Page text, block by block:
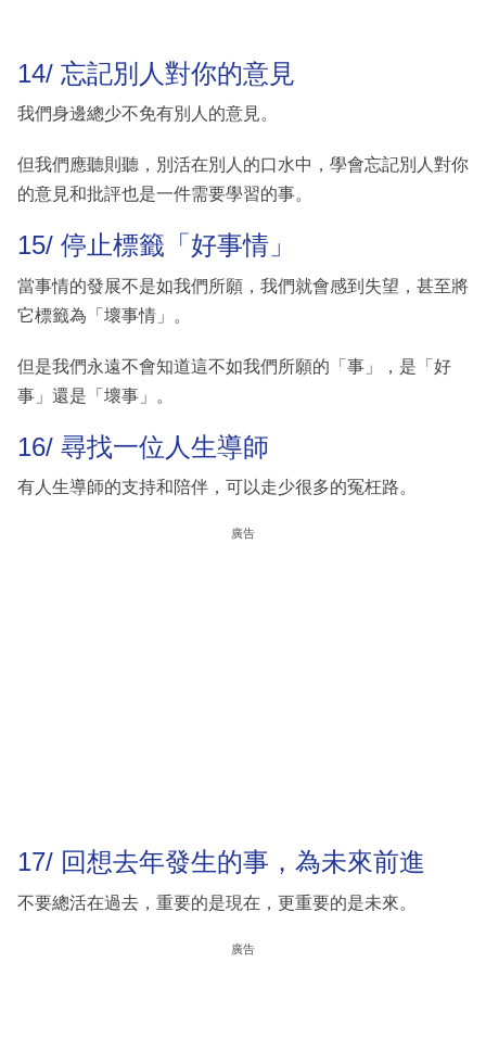
14/ 忘記別人對你的意見
我們身邊總少不免有別人的意見。
但我們應聽則聽，別活在別人的口水中，學會忘記別人對你
的意見和批評也是一件需要學習的事。
15/ 停止標籤「好事情」
當事情的發展不是如我們所願，我們就會感到失望，甚至將
它標籤為「壞事情」。
但是我們永遠不會知道這不如我們所願的「事」，是「好
事」還是「壞事」。
16/ 尋找一位人生導師
有人生導師的支持和陪伴，可以走少很多的冤枉路。
廣告
17/ 回想去年發生的事，為未來前進
不要總活在過去，重要的是現在，更重要的是未來。
廣告